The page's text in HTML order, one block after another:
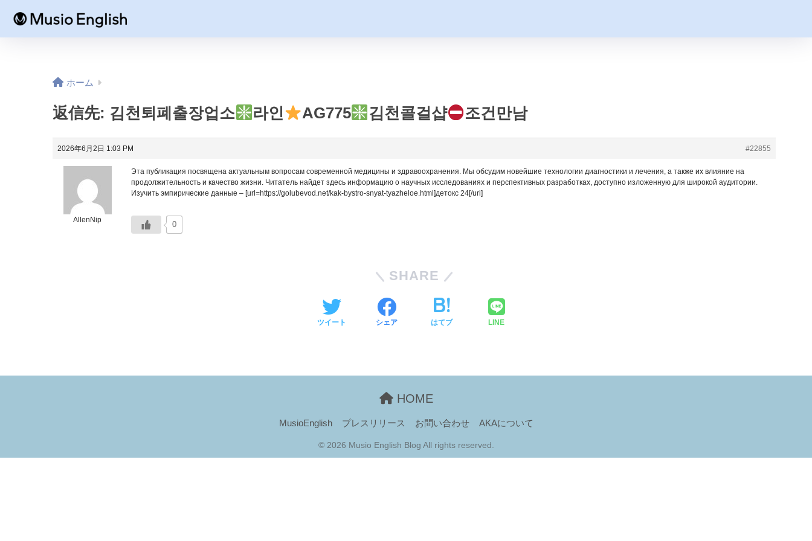
ホーム
返信先: 김천퇴폐출장업소 라인 AG775 김천콜걸샵 조건만남
2026年6月2日 1:03 PM #22855
AllenNip
Эта публикация посвящена актуальным вопросам современной медицины и здравоохранения. Мы обсудим новейшие технологии диагностики и лечения, а также их влияние на
продолжительность и качество жизни. Читатель найдет здесь информацию о научных исследованиях и перспективных разработках, доступно изложенную для широкой аудитории.
Изучить эмпирические данные – [url=https://golubevod.net/kak-bystro-snyat-tyazheloe.html]детокс 24[/url]
0
SHARE
ツイート シェア はてブ LINE
HOME
MusioEnglish プレスリリース お問い合わせ AKAについて
© 2026 Musio English Blog All rights reserved.